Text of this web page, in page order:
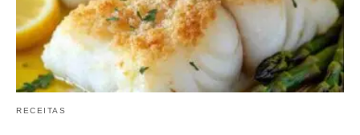
RECEITAS